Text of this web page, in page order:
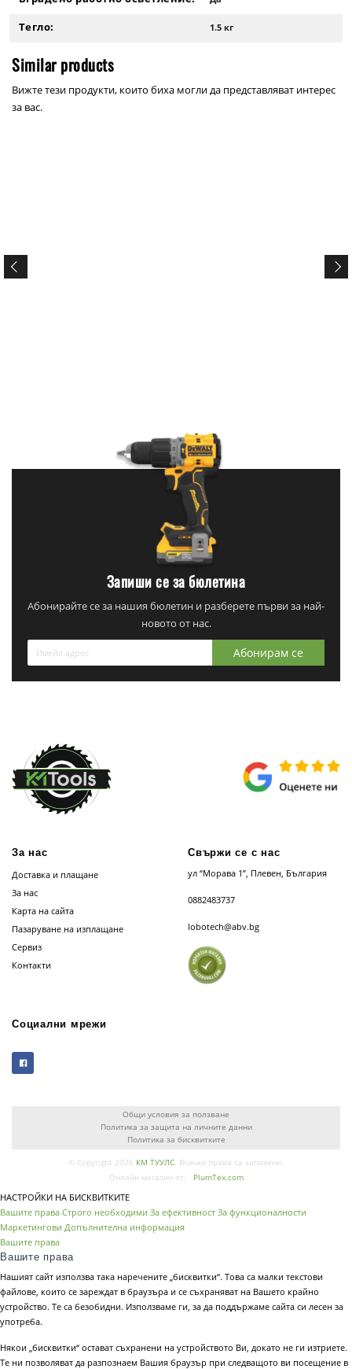
Тегло: 1.5 кг
Similar products
Вижте тези продукти, които биха могли да представляват интерес
за вас.
Запиши се за бюлетина
Абонирайте се за нашия бюлетин и разберете първи за най-
новото от нас.
Абонирам се
За нас
Доставка и плащане
За нас
Карта на сайта
Пазаруване на изплащане
Сервиз
Контакти
Свържи се с нас
ул “Морава 1”, Плевен, България
0882483737
lobotech@abv.bg
Социални мрежи
Общи условия за ползване
Политика за защита на личните данни
Политика за бисквитките
© Copyright 2026 КМ ТУУЛС. Всички права са запазени.
Онлайн магазин от:
PlumTex.com
НАСТРОЙКИ НА БИСКВИТКИТЕ
Вашите права Строго необходими За ефективност За функционалности
Маркетингови Допълнителна информация
Вашите права
Вашите права
Нашият сайт използва така наречените „бисквитки“. Това са малки текстови
файлове, които се зареждат в браузъра и се съхраняват на Вашето крайно
устройство. Те са безобидни. Използваме ги, за да поддържаме сайта си лесен за
употреба.
Някои „бисквитки“ остават съхранени на устройството Ви, докато не ги изтриете.
Те ни позволяват да разпознаем Вашия браузър при следващото ви посещение в